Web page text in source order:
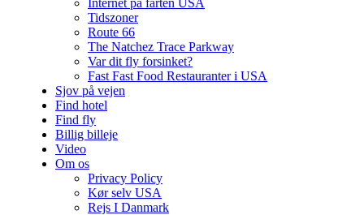
Internet på farten USA
Tidszoner
Route 66
The Natchez Trace Parkway
Var dit fly forsinket?
Fast Fast Food Restauranter i USA
Sjov på vejen
Find hotel
Find fly
Billig billeje
Video
Om os
Privacy Policy
Kør selv USA
Rejs I Danmark